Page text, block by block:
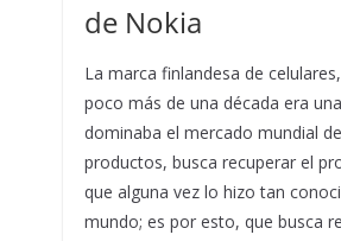
de Nokia
La marca finlandesa de
poco más de una década era
dominaba el mercado mundial
productos, busca recuperar el
que alguna vez lo hizo tan
mundo; es por esto, que busca